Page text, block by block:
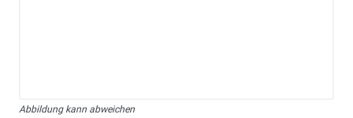
Abbildung kann abweichen